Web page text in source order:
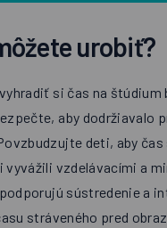
urobiť?
si čas na štúdium
aby dodržiavalo
deti, aby
vyvážili vzdelávacími a
sústredenie a
stráveného pred